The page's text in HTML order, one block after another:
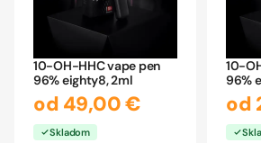
10-OH-HHC vape pen
96% eighty8, 2ml
od 49,00 €
Skladom
10-
96%
od